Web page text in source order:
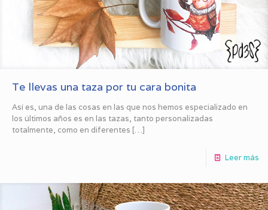
Te llevas una taza por tu cara bonita
Así es, una de las cosas en las que nos hemos especializado en
los últimos años es en las tazas, tanto personalizadas
totalmente, como en diferentes […]
Leer más